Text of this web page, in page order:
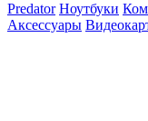
Predator Ноутбуки
Аксессуары